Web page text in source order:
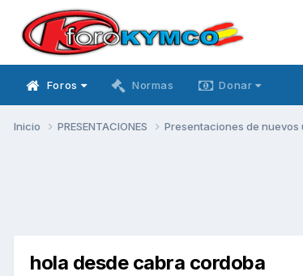
Foros Normas Donar
Inicio PRESENTACIONES Presentaciones de nuevos
hola desde cabra cordoba